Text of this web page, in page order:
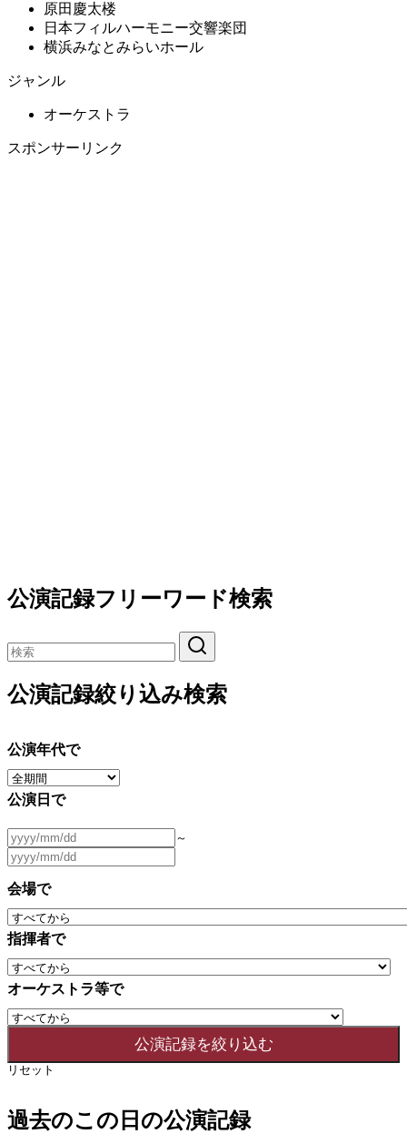
原田慶太楼
日本フィルハーモニー交響楽団
横浜みなとみらいホール
ジャンル
オーケストラ
スポンサーリンク
公演記録フリーワード検索
公演記録絞り込み検索
公演年代で
公演日で
～
会場で
指揮者で
オーケストラ等で
リセット
過去のこの日の公演記録